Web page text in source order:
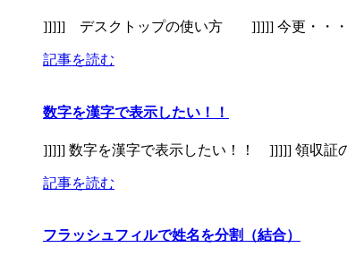
]]]]] デスクトップの使い方 ]]]]] 今更・・・
記事を読む
数字を漢字で表示したい！！
]]]]] 数字を漢字で表示したい！！ ]]]]] 領収証
記事を読む
フラッシュフィルで姓名を分割（結合）